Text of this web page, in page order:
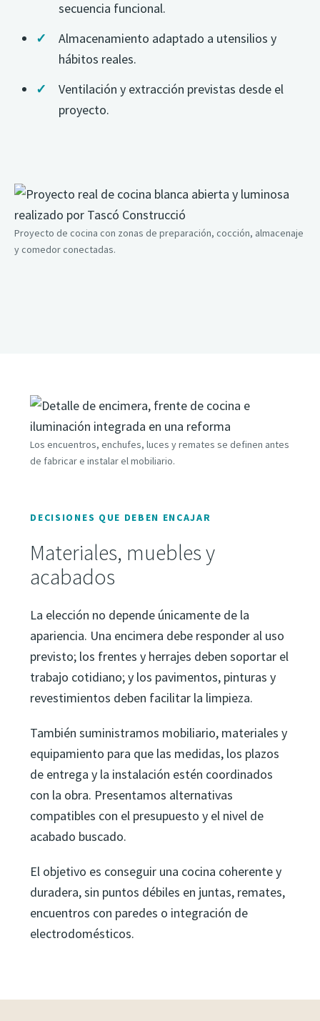
secuencia funcional.
Almacenamiento adaptado a utensilios y
hábitos reales.
Ventilación y extracción previstas desde el
proyecto.
Proyecto de cocina con zonas de preparación, cocción, almacenaje
y comedor conectadas.
Los encuentros, enchufes, luces y remates se definen antes
de fabricar e instalar el mobiliario.
DECISIONES QUE DEBEN ENCAJAR
Materiales, muebles y
acabados
La elección no depende únicamente de la
apariencia. Una encimera debe responder al uso
previsto; los frentes y herrajes deben soportar el
trabajo cotidiano; y los pavimentos, pinturas y
revestimientos deben facilitar la limpieza.
También suministramos mobiliario, materiales y
equipamiento para que las medidas, los plazos
de entrega y la instalación estén coordinados
con la obra. Presentamos alternativas
compatibles con el presupuesto y el nivel de
acabado buscado.
El objetivo es conseguir una cocina coherente y
duradera, sin puntos débiles en juntas, remates,
encuentros con paredes o integración de
electrodomésticos.